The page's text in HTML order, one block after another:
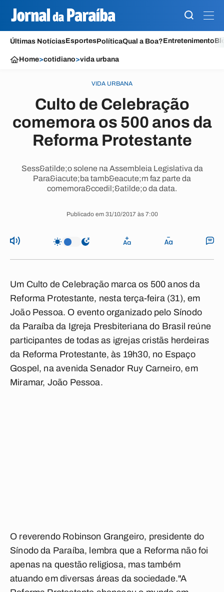
Últimas NotíciasEsportesPolíticaQual a Boa?Entretenimento
Home>cotidiano>vida urbana
VIDA URBANA
Culto de Celebração
comemora os 500 anos da
Reforma Protestante
Sess&atilde;o solene na Assembleia Legislativa da
Para&iacute;ba tamb&eacute;m faz parte da
comemora&ccedil;&atilde;o da data.
Publicado em 31/10/2017 às 7:00
Um Culto de Celebração marca os 500 anos da
Reforma Protestante, nesta terça-feira (31), em
João Pessoa. O evento organizado pelo Sínodo
da Paraíba da Igreja Presbiteriana do Brasil reúne
participantes de todas as igrejas cristãs herdeiras
da Reforma Protestante, às 19h30, no Espaço
Gospel, na avenida Senador Ruy Carneiro, em
Miramar, João Pessoa.
O reverendo Robinson Grangeiro, presidente do
Sínodo da Paraíba, lembra que a Reforma não foi
apenas na questão religiosa, mas também
atuando em diversas áreas da sociedade."A